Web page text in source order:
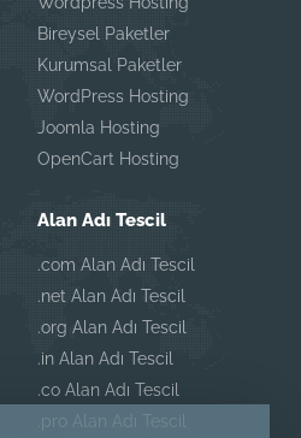
Bireysel Paketler
Kurumsal Paketler
WordPress Hosting
Joomla Hosting
OpenCart Hosting
Alan Adı Tescil
.com Alan Adı Tescil
.net Alan Adı Tescil
.org Alan Adı Tescil
.in Alan Adı Tescil
.co Alan Adı Tescil
.pro Alan Adı Tescil